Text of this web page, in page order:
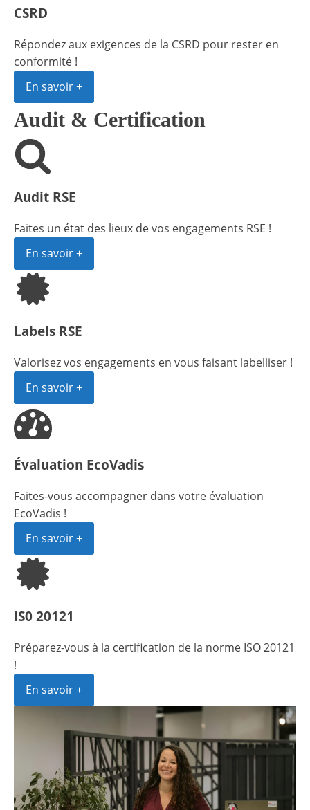
CSRD
Répondez aux exigences de la CSRD pour rester en
conformité !
En savoir +
Audit & Certification
Audit RSE
Faites un état des lieux de vos engagements RSE !
En savoir +
Labels RSE
Valorisez vos engagements en vous faisant labelliser !
En savoir +
Évaluation EcoVadis
Faites-vous accompagner dans votre évaluation
EcoVadis !
En savoir +
IS0 20121
Préparez-vous à la certification de la norme ISO 20121
!
En savoir +